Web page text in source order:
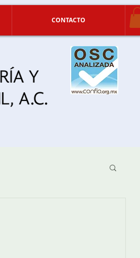
CONTACTO